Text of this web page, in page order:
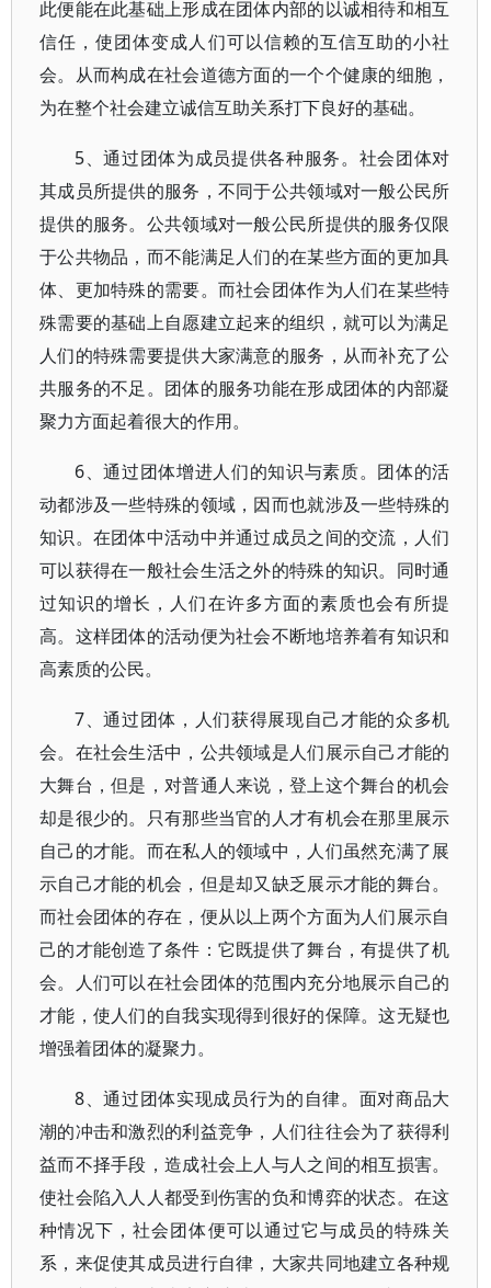
此便能在此基础上形成在团体内部的以诚相待和相互
信任，使团体变成人们可以信赖的互信互助的小社
会。从而构成在社会道德方面的一个个健康的细胞，
为在整个社会建立诚信互助关系打下良好的基础。
5、通过团体为成员提供各种服务。社会团体对
其成员所提供的服务，不同于公共领域对一般公民所
提供的服务。公共领域对一般公民所提供的服务仅限
于公共物品，而不能满足人们的在某些方面的更加具
体、更加特殊的需要。而社会团体作为人们在某些特
殊需要的基础上自愿建立起来的组织，就可以为满足
人们的特殊需要提供大家满意的服务，从而补充了公
共服务的不足。团体的服务功能在形成团体的内部凝
聚力方面起着很大的作用。
6、通过团体增进人们的知识与素质。团体的活
动都涉及一些特殊的领域，因而也就涉及一些特殊的
知识。在团体中活动中并通过成员之间的交流，人们
可以获得在一般社会生活之外的特殊的知识。同时通
过知识的增长，人们在许多方面的素质也会有所提
高。这样团体的活动便为社会不断地培养着有知识和
高素质的公民。
7、通过团体，人们获得展现自己才能的众多机
会。在社会生活中，公共领域是人们展示自己才能的
大舞台，但是，对普通人来说，登上这个舞台的机会
却是很少的。只有那些当官的人才有机会在那里展示
自己的才能。而在私人的领域中，人们虽然充满了展
示自己才能的机会，但是却又缺乏展示才能的舞台。
而社会团体的存在，便从以上两个方面为人们展示自
己的才能创造了条件：它既提供了舞台，有提供了机
会。人们可以在社会团体的范围内充分地展示自己的
才能，使人们的自我实现得到很好的保障。这无疑也
增强着团体的凝聚力。
8、通过团体实现成员行为的自律。面对商品大
潮的冲击和激烈的利益竞争，人们往往会为了获得利
益而不择手段，造成社会上人与人之间的相互损害。
使社会陷入人人都受到伤害的负和博弈的状态。在这
种情况下，社会团体便可以通过它与成员的特殊关
系，来促使其成员进行自律，大家共同地建立各种规